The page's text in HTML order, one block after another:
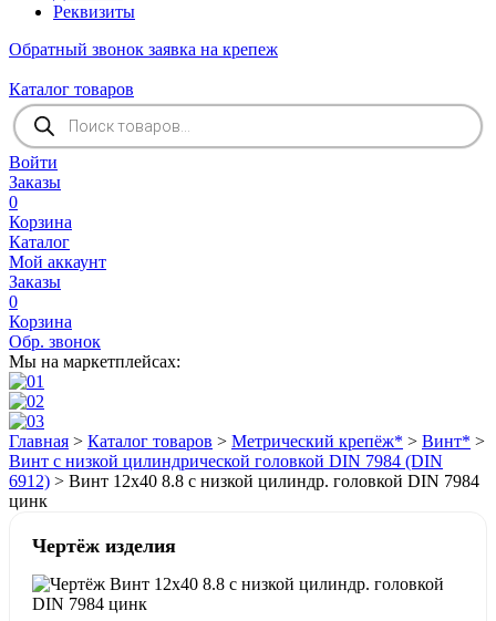
Реквизиты
Обратный звонок заявка на крепеж
Каталог товаров
Поиск
товаров
Войти
Заказы
0
Корзина
Каталог
Мой аккаунт
Заказы
0
Корзина
Обр. звонок
Мы на маркетплейсах:
Главная > Каталог товаров > Метрический крепёж* > Винт* >
Винт с низкой цилиндрической головкой DIN 7984 (DIN
6912) > Винт 12х40 8.8 с низкой цилиндр. головкой DIN 7984
цинк
Чертёж изделия